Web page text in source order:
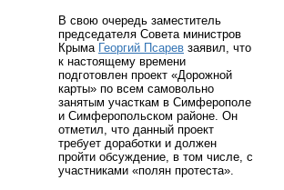
В свою очередь заместитель
председателя Совета министров
Крыма Георгий Псарев заявил, что
к настоящему времени
подготовлен проект «Дорожной
карты» по всем самовольно
занятым участкам в Симферополе
и Симферопольском районе. Он
отметил, что данный проект
требует доработки и должен
пройти обсуждение, в том числе, с
участниками «полян протеста».